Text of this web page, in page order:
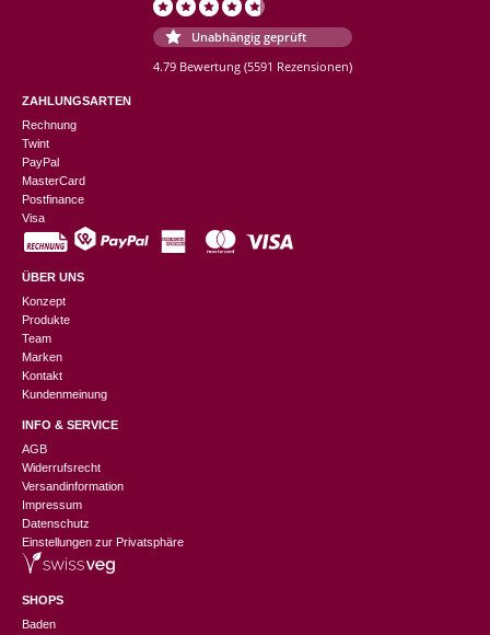
Unabhängig geprüft
4.79 Bewertung (5591 Rezensionen)
ZAHLUNGSARTEN
Rechnung
Twint
PayPal
MasterCard
Postfinance
Visa
ÜBER UNS
Konzept
Produkte
Team
Marken
Kontakt
Kundenmeinung
INFO & SERVICE
AGB
Widerrufsrecht
Versandinformation
Impressum
Datenschutz
Einstellungen zur Privatsphäre
SHOPS
Baden